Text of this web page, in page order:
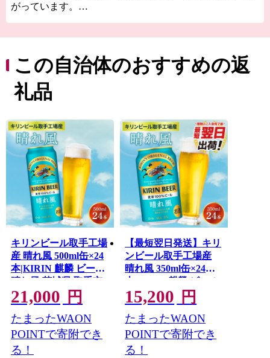
がっています。
い風景は、とても東京から1時間圏内とは思えません。ど
こか懐かしい、けれど新しい風景がここにはあります。
取手には、交通利便性やこの地を流れる水の良さなどか
ら、多くの大企業の事務所・工場が立地しています。ま
るまちづくりを推進しています。当市のふるさと納税の
お礼品は、多くの人に取手の魅力を感じていただけるよ
う、企業製品だけではなく、地元の美味しい特産品や体
験型のお礼品をご用意しております。
ふるさと納税を通じて、取手市の応援をどうぞよろしく
お願いいたします。
・GW期間中は事業者休業等の都合により、通常より発
送・問合せ回答まで時間を要する場合がございますの
で、予めご了承ください。
・GW期間含め、長期不在にする場合は寄附時にコメント
欄等にご不在期間の記載をお願いいたします。
・品質保持のため、長期不在等の理由により寄附者様都
合で返礼品が持ち戻りとなった場合、再発送はいたしか
ねます。予めご了承ください。
この自治体のおすすめの返
礼品
キリンビール取手工場
産 晴れ風 500ml缶×24
本|KIRIN 麒麟 ビール
晴れ風 茨城県 取手市
（AB039-1）
21,000 円
たまったWAON
POINTで寄附でき
る！
【最短翌日発送】キリ
ンビール取手工場産
晴れ風 350ml缶×24
本|KIRIN 麒麟 ビール
晴れ風 最短翌日 スピ
ード発送 茨城県 取手
市（ZA017-2）
15,200 円
たまったWAON
POINTで寄附でき
る！